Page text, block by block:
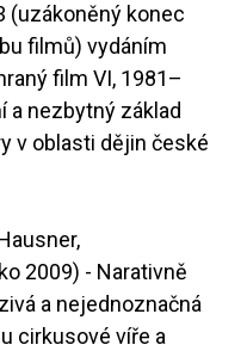
(uzákoněný konec
filmů) vydáním
film VI, 1981–
a nezbytný základ
v oblasti dějin české
2009) - Narativně
a nejednoznačná
cirkusové víře a